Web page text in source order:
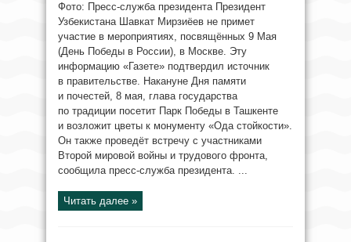
Фото: Пресс-служба президента Президент
Узбекистана Шавкат Мирзиёев не примет
участие в мероприятиях, посвящённых 9 Мая
(День Победы в России), в Москве. Эту
информацию «Газете» подтвердил источник
в правительстве. Накануне Дня памяти
и почестей, 8 мая, глава государства
по традиции посетит Парк Победы в Ташкенте
и возложит цветы к монументу «Ода стойкости».
Он также проведёт встречу с участниками
Второй мировой войны и трудового фронта,
сообщила пресс-служба президента. ...
Читать далее »